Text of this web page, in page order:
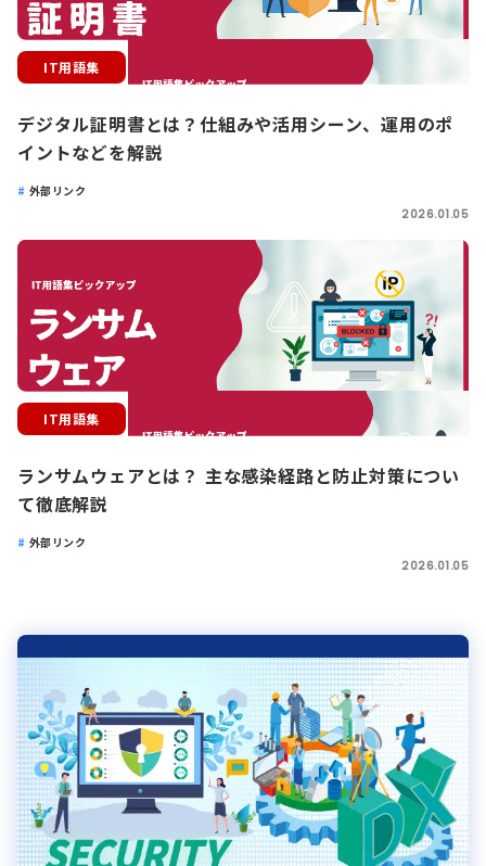
IT用語集
デジタル証明書とは？仕組みや活用シーン、運用のポ
イントなどを解説
外部リンク
2026.01.05
IT用語集
ランサムウェアとは？ 主な感染経路と防止対策につい
て徹底解説
外部リンク
2026.01.05